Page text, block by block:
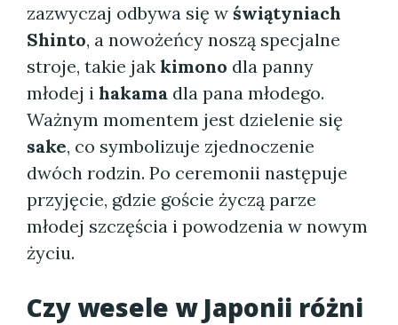
zazwyczaj odbywa się w świątyniach
Shinto, a nowożeńcy noszą specjalne
stroje, takie jak kimono dla panny
młodej i hakama dla pana młodego.
Ważnym momentem jest dzielenie się
sake, co symbolizuje zjednoczenie
dwóch rodzin. Po ceremonii następuje
przyjęcie, gdzie goście życzą parze
młodej szczęścia i powodzenia w nowym
życiu.
Czy wesele w Japonii różni